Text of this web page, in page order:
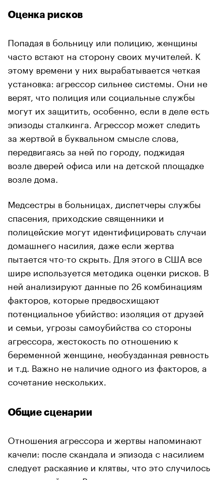
Оценка рисков
Попадая в больницу или полицию, женщины
часто встают на сторону своих мучителей. К
этому времени у них вырабатывается четкая
установка: агрессор сильнее системы. Они не
верят, что полиция или социальные службы
могут их защитить, особенно, если в деле есть
эпизоды сталкинга. Агрессор может следить
за жертвой в буквальном смысле слова,
передвигаясь за ней по городу, поджидая
возле дверей офиса или на детской площадке
возле дома.
Медсестры в больницах, диспетчеры службы
спасения, приходские священники и
полицейские могут идентифицировать случаи
домашнего насилия, даже если жертва
пытается что-то скрыть. Для этого в США все
шире используется методика оценки рисков. В
ней анализируют данные по 26 комбинациям
факторов, которые предвосхищают
потенциальное убийство: изоляция от друзей
и семьи, угрозы самоубийства со стороны
агрессора, жестокость по отношению к
беременной женщине, необузданная ревность
и т.д. Важно не наличие одного из факторов, а
сочетание нескольких.
Общие сценарии
Отношения агрессора и жертвы напоминают
качели: после скандала и эпизода с насилием
следует раскаяние и клятвы, что это случилось